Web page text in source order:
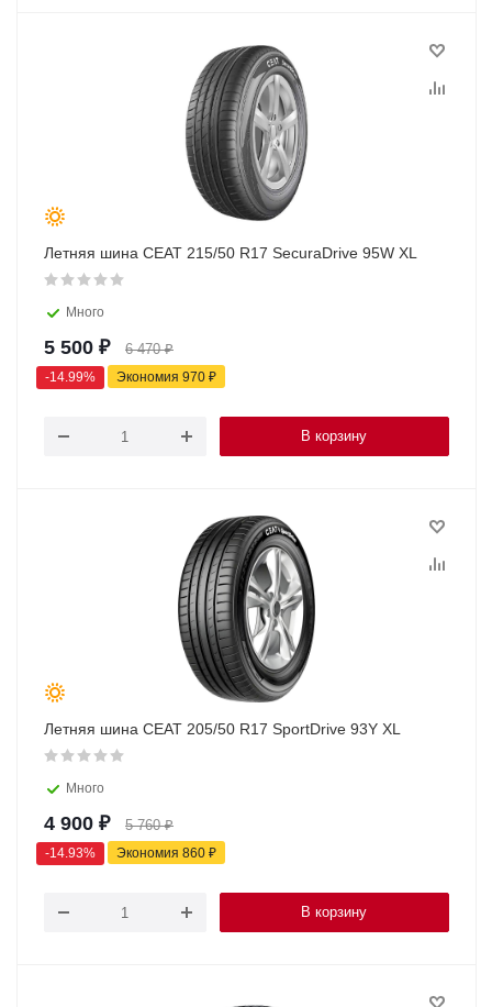
Летняя шина CEAT 215/50 R17 SecuraDrive 95W XL
Много
5 500 ₽ 6 470₽
-14.99% Экономия 970 ₽
В корзину
Летняя шина CEAT 205/50 R17 SportDrive 93Y XL
Много
4 900 ₽ 5 760₽
-14.93% Экономия 860 ₽
В корзину